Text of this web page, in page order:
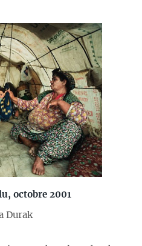
octobre 2001
Durak